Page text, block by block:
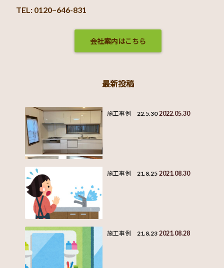
TEL: 0120−646-831
会社案内はこちら
最新投稿
施工事例 22.5.30 2022.05.30
施工事例 21.8.25 2021.08.30
施工事例 21.8.23 2021.08.28